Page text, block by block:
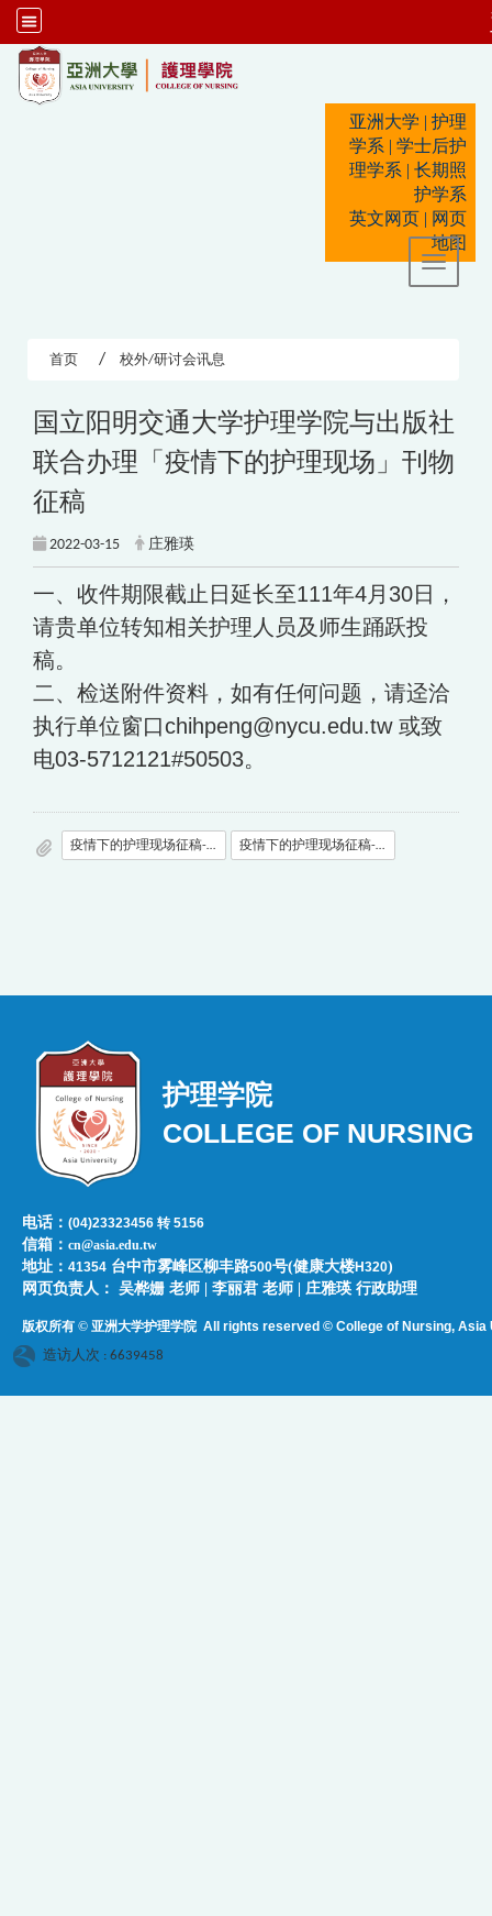
亚洲大学 | 护理
学系 | 学士后护
理学系 | 长期照
护学系
英文网页 | 网页
地图
Toggle
首页 校外/研讨会讯息
国立阳明交通大学护理学院与出版社
联合办理「疫情下的护理现场」刊物
征稿
2022-03-15 庄雅瑛
一、收件期限截止日延长至111年4月30日，
请贵单位转知相关护理人员及师生踊跃投
稿。
二、检送附件资料，如有任何问题，请迳洽
执行单位窗口chihpeng@nycu.edu.tw 或致
电03-5712121#50503。
疫情下的护理现场征稿-1.jpg 疫情下的护理现场征稿-2.jpg
护理学院
COLLEGE OF NURSING
电话：(04)23323456 转 5156
信箱：cn@asia.edu.tw
地址：41354 台中市雾峰区柳丰路500号(健康大楼H320)
网页负责人：​​​ ​吴桦姗 老师 | 李丽君 老师 | 庄雅瑛 行政助理
版权所有 © 亚洲大学护理学院All rights reserved © College of Nursing, Asia
造访人次 : 6639458